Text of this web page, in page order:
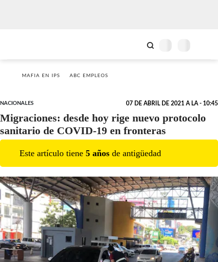
MAFIA EN IPS ABC EMPLEOS
NACIONALES 07 DE ABRIL DE 2021 A LA - 10:45
Migraciones: desde hoy rige nuevo protocolo
sanitario de COVID-19 en fronteras
Este artículo tiene 5 años de antigüedad